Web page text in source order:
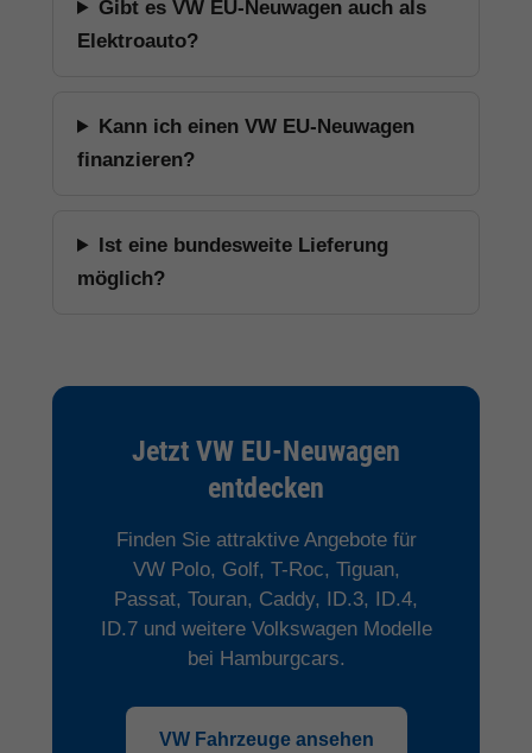
Gibt es VW EU-Neuwagen auch als
Elektroauto?
Kann ich einen VW EU-Neuwagen
finanzieren?
Ist eine bundesweite Lieferung
möglich?
Jetzt VW EU-Neuwagen
entdecken
Finden Sie attraktive Angebote für
VW Polo, Golf, T-Roc, Tiguan,
Passat, Touran, Caddy, ID.3, ID.4,
ID.7 und weitere Volkswagen Modelle
bei Hamburgcars.
VW Fahrzeuge ansehen